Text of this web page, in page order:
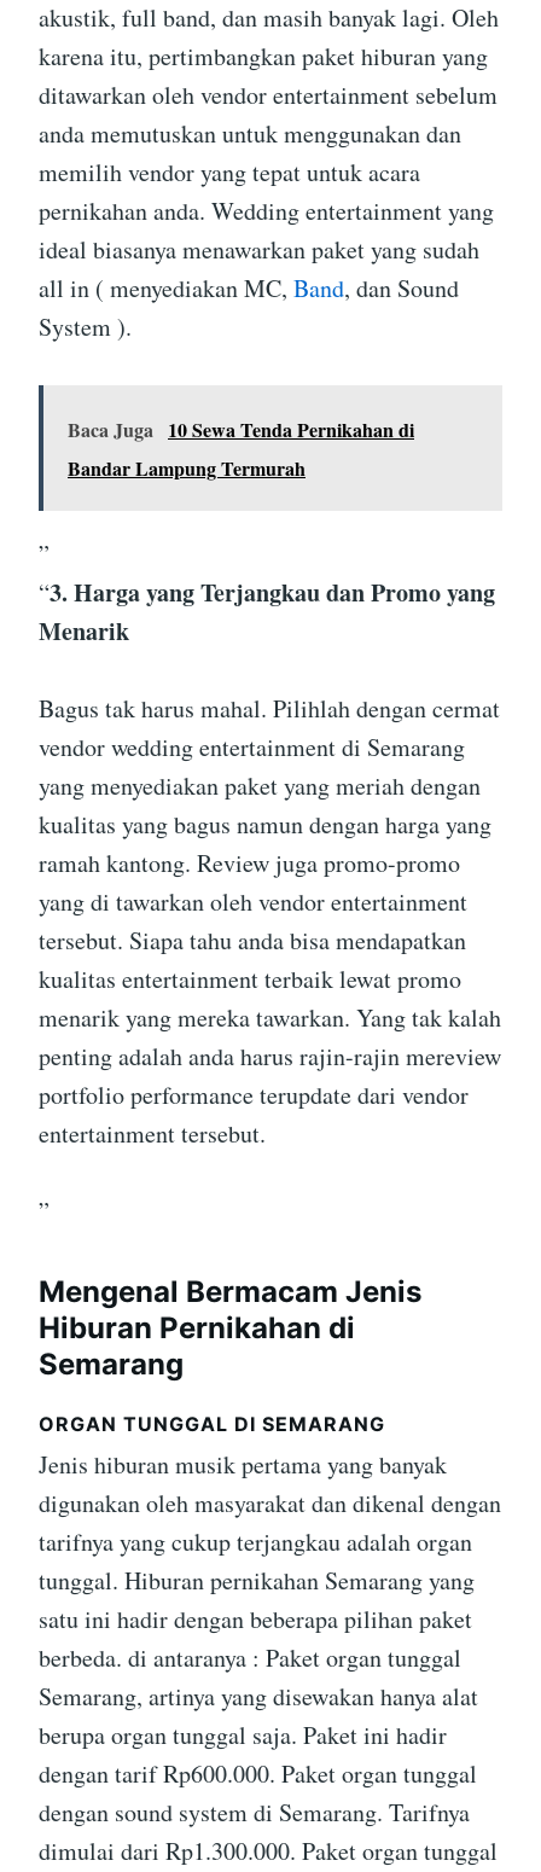
akustik, full band, dan masih banyak lagi. Oleh
karena itu, pertimbangkan paket hiburan yang
ditawarkan oleh vendor entertainment sebelum
anda memutuskan untuk menggunakan dan
memilih vendor yang tepat untuk acara
pernikahan anda. Wedding entertainment yang
ideal biasanya menawarkan paket yang sudah
all in ( menyediakan MC, Band, dan Sound
System ).
Baca Juga 10 Sewa Tenda Pernikahan di
Bandar Lampung Termurah
”
“3. Harga yang Terjangkau dan Promo yang
Menarik
Bagus tak harus mahal. Pilihlah dengan cermat
vendor wedding entertainment di Semarang
yang menyediakan paket yang meriah dengan
kualitas yang bagus namun dengan harga yang
ramah kantong. Review juga promo-promo
yang di tawarkan oleh vendor entertainment
tersebut. Siapa tahu anda bisa mendapatkan
kualitas entertainment terbaik lewat promo
menarik yang mereka tawarkan. Yang tak kalah
penting adalah anda harus rajin-rajin mereview
portfolio performance terupdate dari vendor
entertainment tersebut.
”
Mengenal Bermacam Jenis
Hiburan Pernikahan di
Semarang
ORGAN TUNGGAL DI SEMARANG
Jenis hiburan musik pertama yang banyak
digunakan oleh masyarakat dan dikenal dengan
tarifnya yang cukup terjangkau adalah organ
tunggal. Hiburan pernikahan Semarang yang
satu ini hadir dengan beberapa pilihan paket
berbeda. di antaranya : Paket organ tunggal
Semarang, artinya yang disewakan hanya alat
berupa organ tunggal saja. Paket ini hadir
dengan tarif Rp600.000. Paket organ tunggal
dengan sound system di Semarang. Tarifnya
dimulai dari Rp1.300.000. Paket organ tunggal